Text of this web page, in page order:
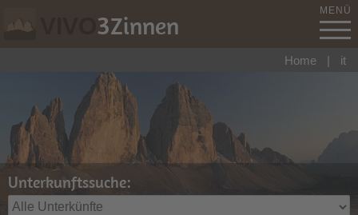
3Zinnen MENÜ
Unterkunftssuche:
Home | it